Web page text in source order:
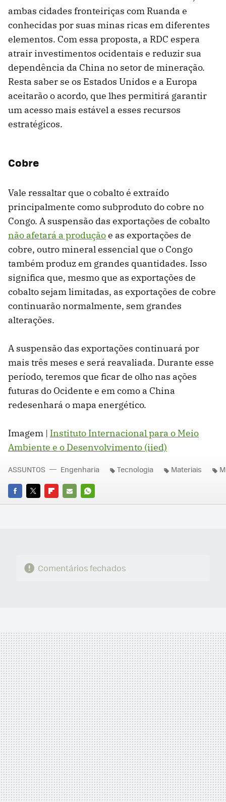
ambas cidades fronteiriças com Ruanda e
conhecidas por suas minas ricas em diferentes
elementos. Com essa proposta, a RDC espera
atrair investimentos ocidentais e reduzir sua
dependência da China no setor de mineração.
Resta saber se os Estados Unidos e a Europa
aceitarão o acordo, que lhes permitirá garantir
um acesso mais estável a esses recursos
estratégicos.
Cobre
Vale ressaltar que o cobalto é extraído
principalmente como subproduto do cobre no
Congo. A suspensão das exportações de cobalto
não afetará a produçãoe as exportações de
cobre, outro mineral essencial que o Congo
também produz em grandes quantidades. Isso
significa que, mesmo que as exportações de
cobalto sejam limitadas, as exportações de cobre
continuarão normalmente, sem grandes
alterações.
A suspensão das exportações continuará por
mais três meses e será reavaliada. Durante esse
período, teremos que ficar de olho nas ações
futuras do Ocidente e em como a China
redesenhará o mapa energético.
Imagem | Instituto Internacional para o Meio
Ambiente e o Desenvolvimento (iied)
FACEBOOK
TWITTERFLIPBOARD
E-
WHATSAPP
ASSUNTOS Engenharia Tecnologia Materiais
Comentários fechados